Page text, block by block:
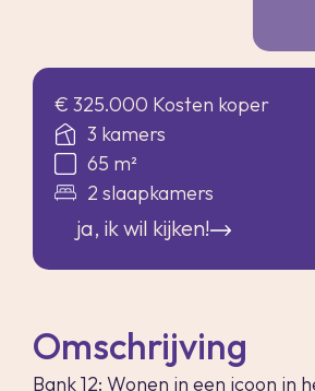
€ 325.000 Kosten koper
3 kamers
65 m²
2 slaapkamers
ja, ik wil kijken!
Omschrijving
Bank 12: Wonen in een icoon in